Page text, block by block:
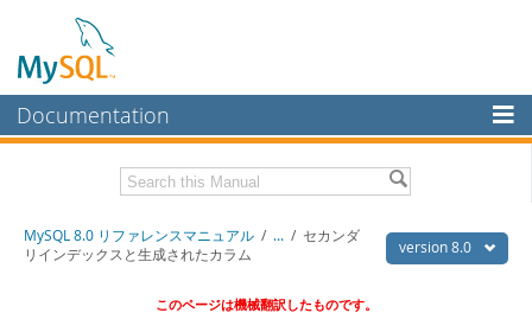
Documentation
MySQL Enterprise
Workbench
Download this Manual version 8.0
MySQL 8.0 リファレンスマニュアル / ... / セカンダ
リインデックスと生成されたカラム
このページは機械翻訳したものです。